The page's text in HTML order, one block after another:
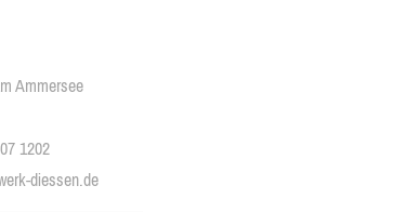
Ammersee
1202
diessen.de